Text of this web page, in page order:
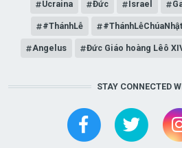
Ucraina Đức Israel
#ThánhLễ #ThánhLễChúaNhật
Angelus Đức Giáo hoàng Lêô
STAY CONNECTED